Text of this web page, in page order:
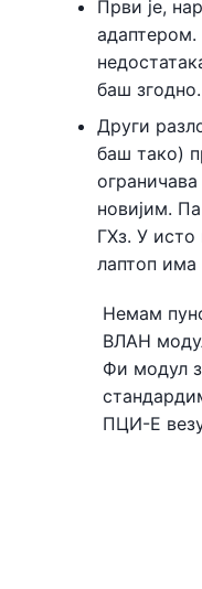
Први је,
баш згодно.
Други
баш тако)
новијим.
ГХз. У
лаптоп има
Немам
ВЛАН
Фи модул
ПЦИ-Е